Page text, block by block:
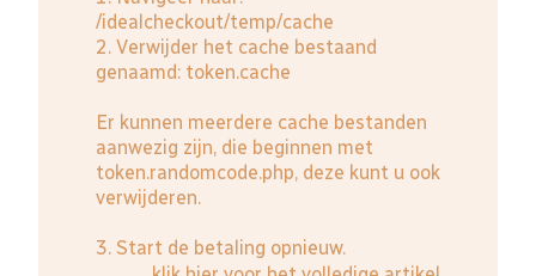
/idealcheckout/temp/cache
2. Verwijder het cache bestaand
genaamd: token.cache
Er kunnen meerdere cache bestanden
aanwezig zijn, die beginnen met
token.randomcode.php, deze kunt u ook
verwijderen.
3. Start de betaling opnieuw.